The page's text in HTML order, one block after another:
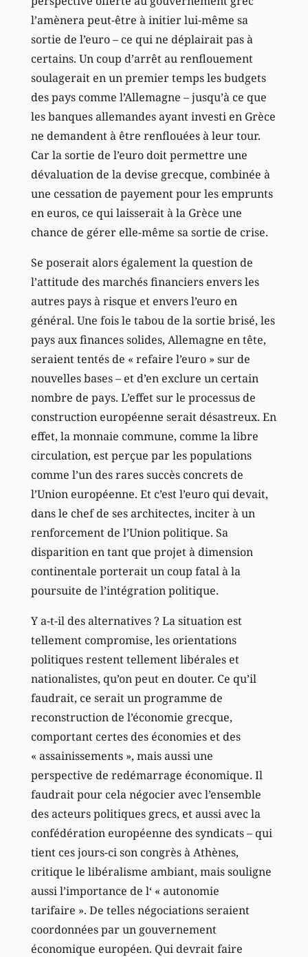
l’amènera peut-être à initier lui-même sa
sortie de l’euro – ce qui ne déplairait pas à
certains. Un coup d’arrêt au renflouement
soulagerait en un premier temps les budgets
des pays comme l’Allemagne – jusqu’à ce que
les banques allemandes ayant investi en Grèce
ne demandent à être renflouées à leur tour.
Car la sortie de l’euro doit permettre une
dévaluation de la devise grecque, combinée à
une cessation de payement pour les emprunts
en euros, ce qui laisserait à la Grèce une
chance de gérer elle-même sa sortie de crise.
Se poserait alors également la question de
l’attitude des marchés financiers envers les
autres pays à risque et envers l’euro en
général. Une fois le tabou de la sortie brisé, les
pays aux finances solides, Allemagne en tête,
seraient tentés de « refaire l’euro » sur de
nouvelles bases – et d’en exclure un certain
nombre de pays. L’effet sur le processus de
construction européenne serait désastreux. En
effet, la monnaie commune, comme la libre
circulation, est perçue par les populations
comme l’un des rares succès concrets de
l’Union européenne. Et c’est l’euro qui devait,
dans le chef de ses architectes, inciter à un
renforcement de l’Union politique. Sa
disparition en tant que projet à dimension
continentale porterait un coup fatal à la
poursuite de l’intégration politique.
Y a-t-il des alternatives ? La situation est
tellement compromise, les orientations
politiques restent tellement libérales et
nationalistes, qu’on peut en douter. Ce qu’il
faudrait, ce serait un programme de
reconstruction de l’économie grecque,
comportant certes des économies et des
« assainissements », mais aussi une
perspective de redémarrage économique. Il
faudrait pour cela négocier avec l’ensemble
des acteurs politiques grecs, et aussi avec la
confédération européenne des syndicats – qui
tient ces jours-ci son congrès à Athènes,
critique le libéralisme ambiant, mais souligne
aussi l’importance de l‘ « autonomie
tarifaire ». De telles négociations seraient
coordonnées par un gouvernement
économique européen. Qui devrait faire